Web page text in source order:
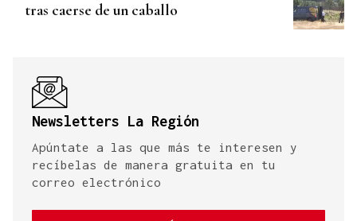
tras caerse de un caballo
Newsletters La Región
Apúntate a las que más te interesen y
recíbelas de manera gratuita en tu
correo electrónico